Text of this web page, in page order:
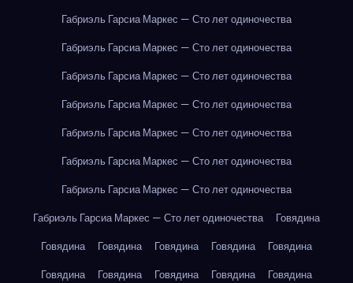
Габриэль Гарсиа Маркес — Сто лет одиночества
Габриэль Гарсиа Маркес — Сто лет одиночества
Габриэль Гарсиа Маркес — Сто лет одиночества
Габриэль Гарсиа Маркес — Сто лет одиночества
Габриэль Гарсиа Маркес — Сто лет одиночества
Габриэль Гарсиа Маркес — Сто лет одиночества
Габриэль Гарсиа Маркес — Сто лет одиночества
Габриэль Гарсиа Маркес — Сто лет одиночества
Говядина
Говядина
Говядина Говядина Говядина
Говядина
Говядина
Говядина Говядина Говядина
Говядина